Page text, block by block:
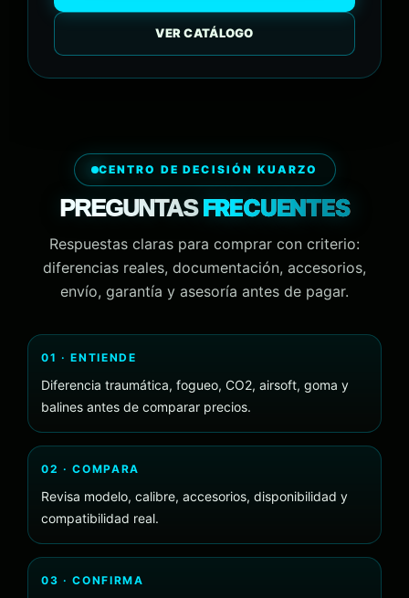
VER CATÁLOGO
CENTRO DE DECISIÓN KUARZO
PREGUNTASFRECUENTES
Respuestas claras para comprar con criterio:
diferencias reales, documentación, accesorios,
envío, garantía y asesoría antes de pagar.
01 · ENTIENDE
Diferencia traumática, fogueo, CO2, airsoft, goma y
balines antes de comparar precios.
02 · COMPARA
Revisa modelo, calibre, accesorios, disponibilidad y
compatibilidad real.
03 · CONFIRMA